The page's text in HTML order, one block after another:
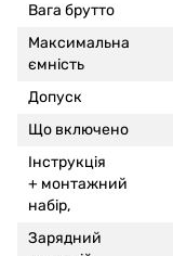
Вага брутто
Максимальна
ємність
Допуск
Що включено
Інструкція
+ монтажний
набір,
Зарядний